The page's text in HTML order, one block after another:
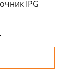
IPG